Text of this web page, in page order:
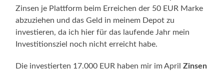
Zinsen je Plattform beim Erreichen der 50 EUR Marke
abzuziehen und das Geld in meinem Depot zu
investieren, da ich hier für das laufende Jahr mein
Investitionsziel noch nicht erreicht habe.
Die investierten 17.000 EUR haben mir im AprilZinsen